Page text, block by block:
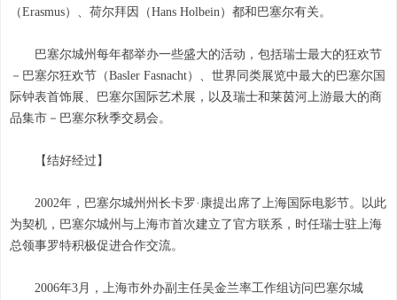
（Erasmus）、荷尔拜因（Hans Holbein）都和巴塞尔有关。
巴塞尔城州每年都举办一些盛大的活动，包括瑞士最大的狂欢节
－巴塞尔狂欢节（Basler Fasnacht）、世界同类展览中最大的巴塞尔国
际钟表首饰展、巴塞尔国际艺术展，以及瑞士和莱茵河上游最大的商
品集市－巴塞尔秋季交易会。
【结好经过】
2002年，巴塞尔城州州长卡罗·康提出席了上海国际电影节。以此
为契机，巴塞尔城州与上海市首次建立了官方联系，时任瑞士驻上海
总领事罗特积极促进合作交流。
2006年3月，上海市外办副主任吴金兰率工作组访问巴塞尔城